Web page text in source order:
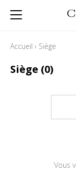
Accueil › Siège
Siège (0)
Vous